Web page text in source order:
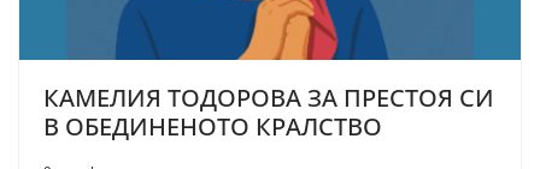
КАМЕЛИЯ ТОДОРОВА ЗА ПРЕСТОЯ СИ
В ОБЕДИНЕНОТО КРАЛСТВО